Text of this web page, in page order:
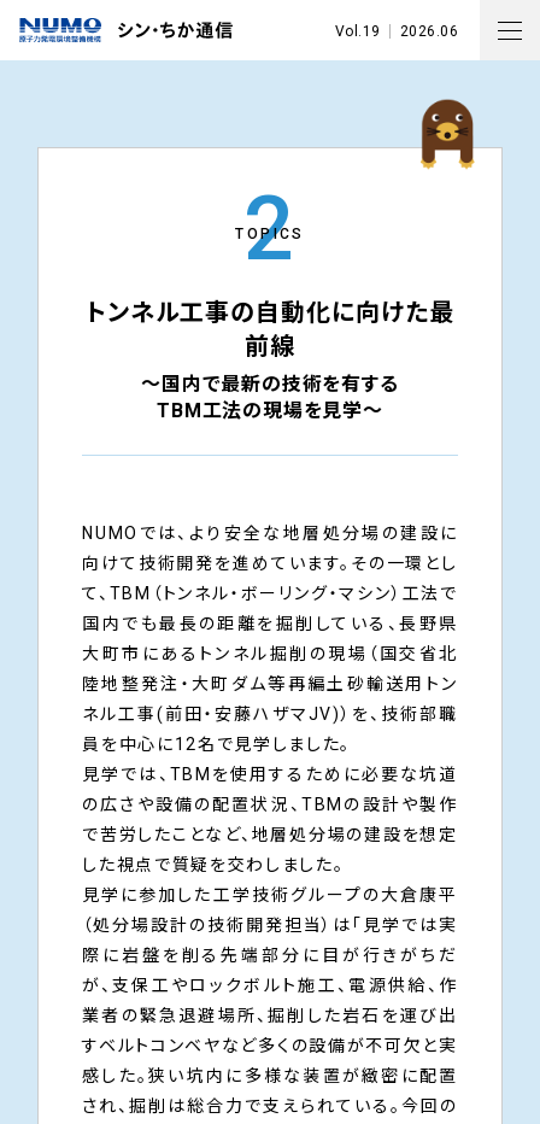
Vol.19 2026.06
TOPICS
2
トンネル工事の自動化に向けた最
前線
～国内で最新の技術を有する
TBM工法の現場を見学～
NUMOでは、より安全な地層処分場の建設に
向けて技術開発を進めています。その一環とし
て、TBM（トンネル・ボーリング・マシン）工法で
国内でも最長の距離を掘削している、長野県
大町市にあるトンネル掘削の現場（国交省北
陸地整発注・大町ダム等再編土砂輸送用トン
ネル工事(前田・安藤ハザマJV)）を、技術部職
員を中心に12名で見学しました。
見学では、TBMを使用するために必要な坑道
の広さや設備の配置状況、TBMの設計や製作
で苦労したことなど、地層処分場の建設を想定
した視点で質疑を交わしました。
見学に参加した工学技術グループの大倉康平
（処分場設計の技術開発担当）は「見学では実
際に岩盤を削る先端部分に目が行きがちだ
が、支保工やロックボルト施工、電源供給、作
業者の緊急退避場所、掘削した岩石を運び出
すベルトコンベヤなど多くの設備が不可欠と実
感した。狭い坑内に多様な装置が緻密に配置
され、掘削は総合力で支えられている。今回の